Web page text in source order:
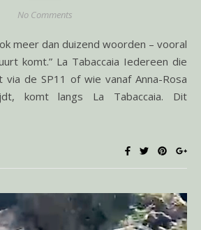
No Comments
komt.” La Tabaccaia Iedereen die
via de SP11 of wie vanaf Anna-Rosa
komt langs La Tabaccaia. Dit